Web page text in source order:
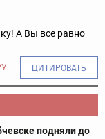
А Вы все равно
ЦИТИРОВАТЬ
подняли до